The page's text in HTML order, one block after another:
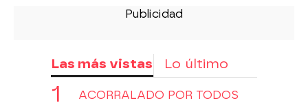
Las más vistas Lo último
ACORRALADO POR TODOS